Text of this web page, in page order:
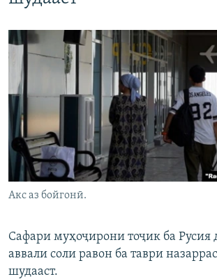
Акс аз бойгонӣ.
Сафари муҳоҷирони тоҷик ба
аввали соли равон ба таври
шудааст.